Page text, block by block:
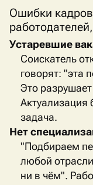
Ошибки
Устаревшие
Соискатель
говорят: "эта
Это разрушает
задача.
Нет
"Подбираем
любой
ни в чём".